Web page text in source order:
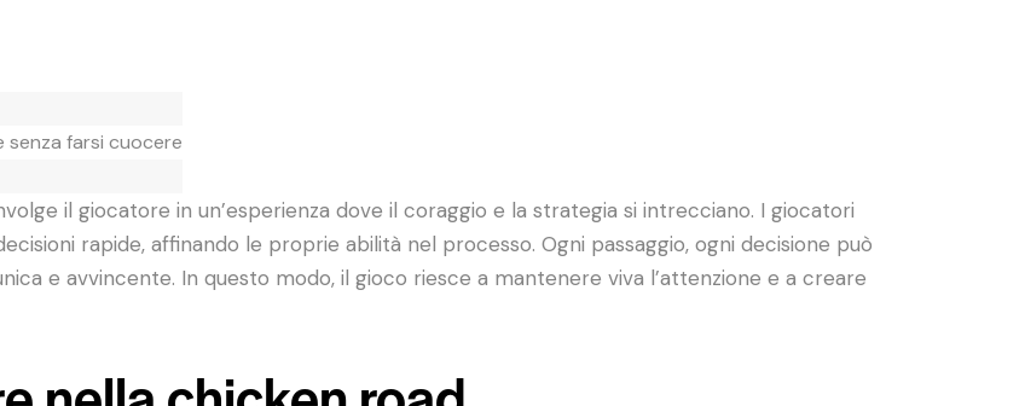
senza farsi cuocere
il giocatore in un’esperienza dove il coraggio e la strategia si intrecciano. I giocatori
rapide, affinando le proprie abilità nel processo. Ogni passaggio, ogni decisione può
e avvincente. In questo modo, il gioco riesce a mantenere viva l’attenzione e a creare